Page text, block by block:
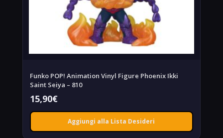
Funko POP! Animation Vinyl Figure Phoenix Ikki
Saint Seiya – 810
15,90€
Aggiungi alla Lista Desideri